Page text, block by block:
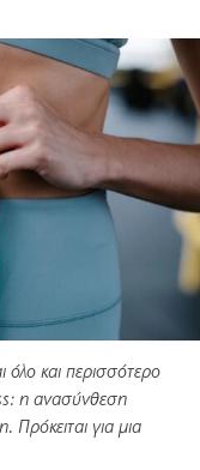
όλο και περισσότερο
η ανασύνθεση
για μια